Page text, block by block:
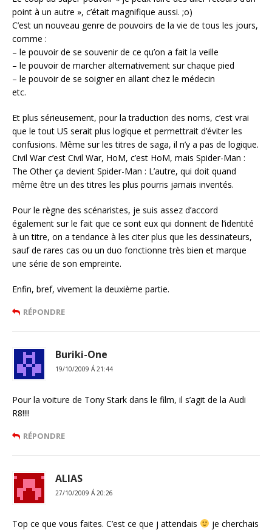
point à un autre », c’était magnifique aussi. ;o)
C’est un nouveau genre de pouvoirs de la vie de tous les jours,
comme :
– le pouvoir de se souvenir de ce qu’on a fait la veille
– le pouvoir de marcher alternativement sur chaque pied
– le pouvoir de se soigner en allant chez le médecin
etc.
Et plus sérieusement, pour la traduction des noms, c’est vrai
que le tout US serait plus logique et permettrait d’éviter les
confusions. Même sur les titres de saga, il n’y a pas de logique.
Civil War c’est Civil War, HoM, c’est HoM, mais Spider-Man :
The Other ça devient Spider-Man : L’autre, qui doit quand
même être un des titres les plus pourris jamais inventés.
Pour le règne des scénaristes, je suis assez d’accord
également sur le fait que ce sont eux qui donnent de l’identité
à un titre, on a tendance à les citer plus que les dessinateurs,
sauf de rares cas ou un duo fonctionne très bien et marque
une série de son empreinte.
Enfin, bref, vivement la deuxième partie.
RÉPONDRE
Buriki-One
19/10/2009 Á 21:44
Pour la voiture de Tony Stark dans le film, il s’agit de la Audi
R8!!!!
RÉPONDRE
ALIAS
27/10/2009 Á 20:26
Top ce que vous faites. C’est ce que j attendais
je cherchais